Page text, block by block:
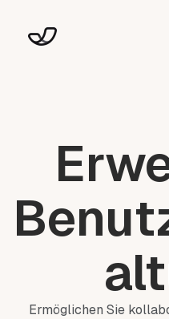
Ermöglichen Sie